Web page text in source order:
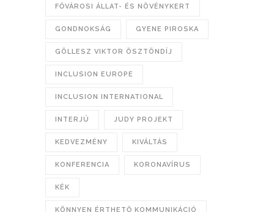
FŐVÁROSI ÁLLAT- ÉS NÖVÉNYKERT
GONDNOKSÁG GYENE PIROSKA
GÖLLESZ VIKTOR ÖSZTÖNDÍJ
INCLUSION EUROPE
INCLUSION INTERNATIONAL
INTERJÚ JUDY PROJEKT
KEDVEZMÉNY KIVÁLTÁS
KONFERENCIA KORONAVÍRUS
KÉK
KÖNNYEN ÉRTHETŐ KOMMUNIKÁCIÓ